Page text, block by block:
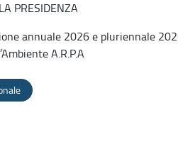
PRESIDENZA
annuale 2026 e pluriennale
A.R.P.A